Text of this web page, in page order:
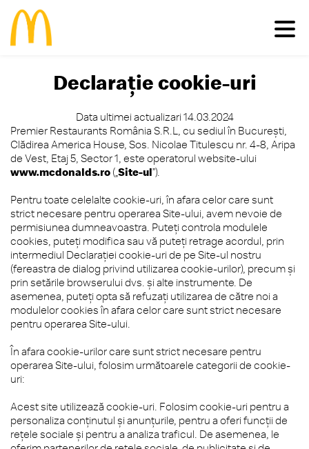
Vită
Porc
Peşte
Băuturi
Vezi toate
produsele >
Deserturi
Salate
Micul Dejun
Gustări
Happy Meal®
Meniuri
Sosuri
McDelivery >
Happy Meal®
Comunitate
Impactul economic în România
Inițiative sustenabile
Casa Ronald McDonald® România
Grant my passion
Restaurante
Vino în echipa noastră
McCafé®
#cevabundestiut
Declarație cookie-uri
Data ultimei actualizari 14.03.2024
Premier Restaurants România S.R.L, cu sediul în Bucureşti,
Clădirea America House, Sos. Nicolae Titulescu nr. 4-8, Aripa
de Vest, Etaj 5, Sector 1, este operatorul website-ului
www.mcdonalds.ro („Site-ul”).
Pentru toate celelalte cookie-uri, în afara celor care sunt
strict necesare pentru operarea Site-ului, avem nevoie de
permisiunea dumneavoastra. Puteţi controla modulele
cookies, puteți modifica sau vă puteți retrage acordul, prin
intermediul Declarației cookie-uri de pe Site-ul nostru
(fereastra de dialog privind utilizarea cookie-urilor), precum și
prin setările browserului dvs. şi alte instrumente. De
asemenea, puteţi opta să refuzaţi utilizarea de către noi a
modulelor cookies în afara celor care sunt strict necesare
pentru operarea Site-ului.
În afara cookie-urilor care sunt strict necesare pentru
operarea Site-ului, folosim următoarele categorii de cookie-
uri:
Acest site utilizează cookie-uri. Folosim cookie-uri pentru a
personaliza conținutul și anunțurile, pentru a oferi funcții de
rețele sociale și pentru a analiza traficul. De asemenea, le